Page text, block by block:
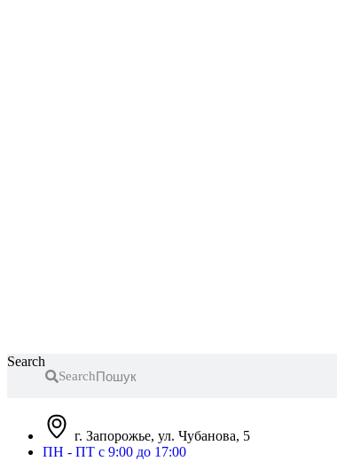
Search
Search
г. Запорожье, ул. Чубанова, 5
ПН - ПТ с 9:00 до 17:00